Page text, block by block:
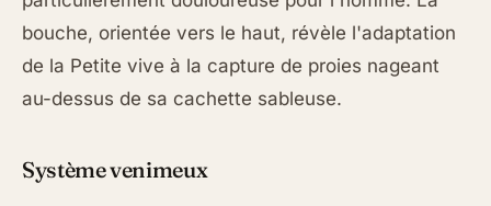
bouche, orientée vers le haut, révèle l'adaptation
de la Petite vive à la capture de proies nageant
au-dessus de sa cachette sableuse.
Système venimeux